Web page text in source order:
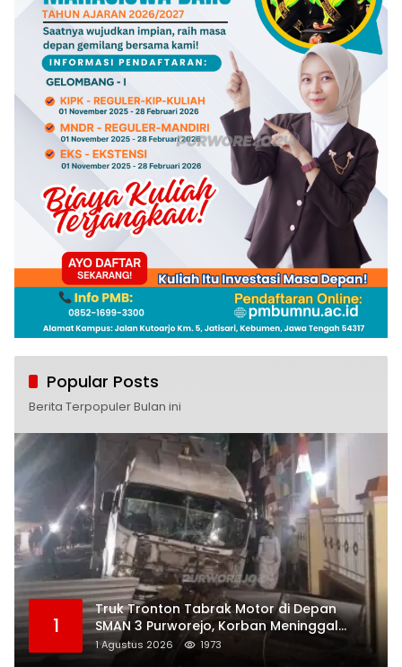
Popular Posts
Berita Terpopuler Bulan ini
1
Truk Tronton Tabrak Motor di Depan
SMAN 3 Purworejo, Korban Meninggal
Dunia, Polisi Masih Selidiki Penyebab
1 Agustus 2026 1973